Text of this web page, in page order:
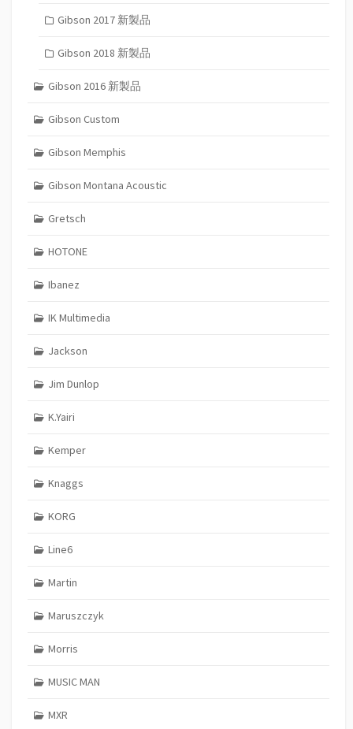
Gibson 2017 新製品
Gibson 2018 新製品
Gibson 2016 新製品
Gibson Custom
Gibson Memphis
Gibson Montana Acoustic
Gretsch
HOTONE
Ibanez
IK Multimedia
Jackson
Jim Dunlop
K.Yairi
Kemper
Knaggs
KORG
Line6
Martin
Maruszczyk
Morris
MUSIC MAN
MXR